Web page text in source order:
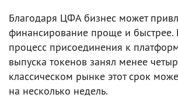
Благодаря ЦФА бизнес может
финансирование проще и быстрее.
процесс присоединения к
выпуска токенов занял менее
классическом рынке этот срок
на несколько недель.